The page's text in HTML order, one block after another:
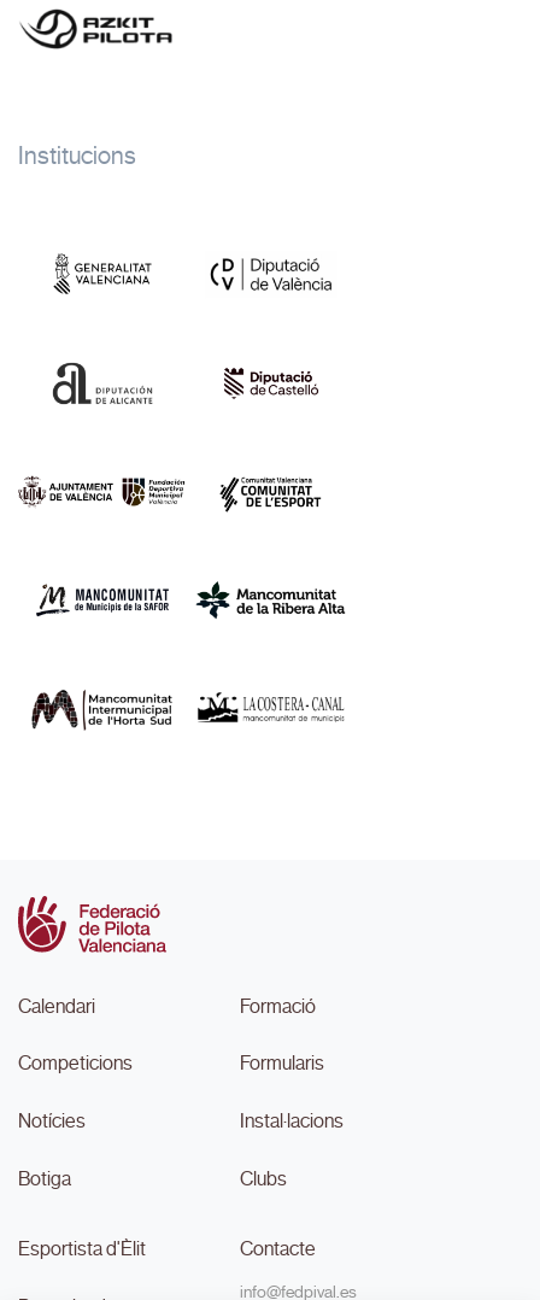
Institucions
Calendari
Competicions
Notícies
Botiga
Formació
Formularis
Instal·lacions
Clubs
Esportista d'Èlit Contacte
info@fedpival.es